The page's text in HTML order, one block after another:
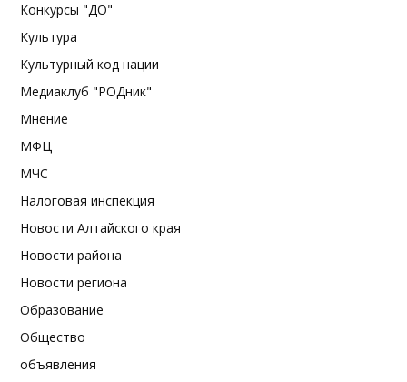
Конкурсы "ДО"
Культура
Культурный код нации
Медиаклуб "РОДник"
Мнение
МФЦ
МЧС
Налоговая инспекция
Новости Алтайского края
Новости района
Новости региона
Образование
Общество
объявления